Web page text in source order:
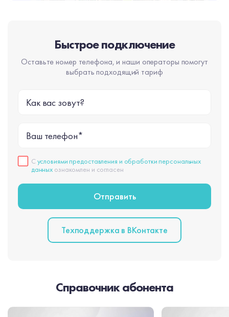
Быстрое подключение
Оставьте номер телефона, и наши операторы помогут
выбрать подходящий тариф
Как вас зовут?
Ваш телефон*
Сусловиями предоставления и обработки персональных
данных ознакомлен и согласен
Техподдержка в BКонтакте
Справочник абонента